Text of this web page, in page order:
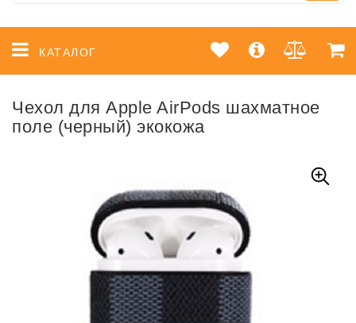
КАТАЛОГ
Чехол для Apple AirPods шахматное
поле (черный) экокожа